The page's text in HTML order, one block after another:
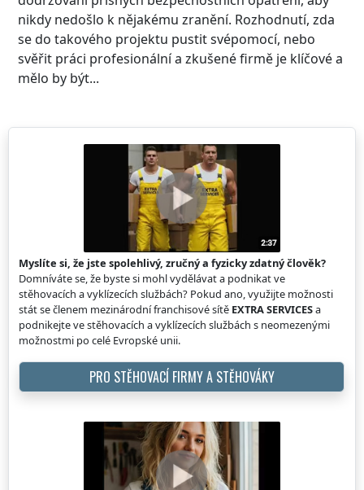
nikdy nedošlo k nějakému zranění. Rozhodnutí, zda
se do takového projektu pustit svépomocí, nebo
svěřit práci profesionální a zkušené firmě je klíčové a
mělo by být...
Myslíte si, že jste spolehlivý, zručný a fyzicky zdatný člověk?
Domníváte se, že byste si mohl vydělávat a podnikat ve
stěhovacích a vyklízecích službách? Pokud ano, využijte možnosti
stát se členem mezinárodní franchisové sítě EXTRA SERVICESa
podnikejte ve stěhovacích a vyklízecích službách s neomezenými
možnostmi po celé Evropské unii.
PRO STĚHOVACÍ FIRMY A STĚHOVÁKY